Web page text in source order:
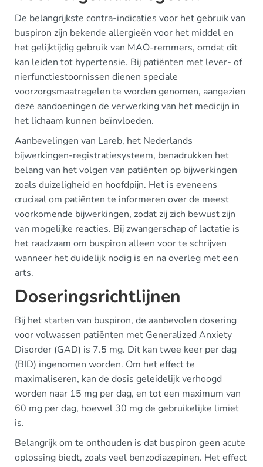
De belangrijkste contra-indicaties voor het gebruik van
buspiron zijn bekende allergieën voor het middel en
het gelijktijdig gebruik van MAO-remmers, omdat dit
kan leiden tot hypertensie. Bij patiënten met lever- of
nierfunctiestoornissen dienen speciale
voorzorgsmaatregelen te worden genomen, aangezien
deze aandoeningen de verwerking van het medicijn in
het lichaam kunnen beïnvloeden.
Aanbevelingen van Lareb, het Nederlands
bijwerkingen-registratiesysteem, benadrukken het
belang van het volgen van patiënten op bijwerkingen
zoals duizeligheid en hoofdpijn. Het is eveneens
cruciaal om patiënten te informeren over de meest
voorkomende bijwerkingen, zodat zij zich bewust zijn
van mogelijke reacties. Bij zwangerschap of lactatie is
het raadzaam om buspiron alleen voor te schrijven
wanneer het duidelijk nodig is en na overleg met een
arts.
Doseringsrichtlijnen
Bij het starten van buspiron, de aanbevolen dosering
voor volwassen patiënten met Generalized Anxiety
Disorder (GAD) is 7.5 mg. Dit kan twee keer per dag
(BID) ingenomen worden. Om het effect te
maximaliseren, kan de dosis geleidelijk verhoogd
worden naar 15 mg per dag, en tot een maximum van
60 mg per dag, hoewel 30 mg de gebruikelijke limiet
is.
Belangrijk om te onthouden is dat buspiron geen acute
oplossing biedt, zoals veel benzodiazepinen. Het effect